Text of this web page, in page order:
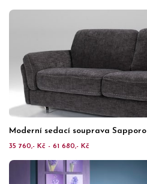
Moderní sedací souprava Sapporo
35 760,- Kč - 61 680,- Kč